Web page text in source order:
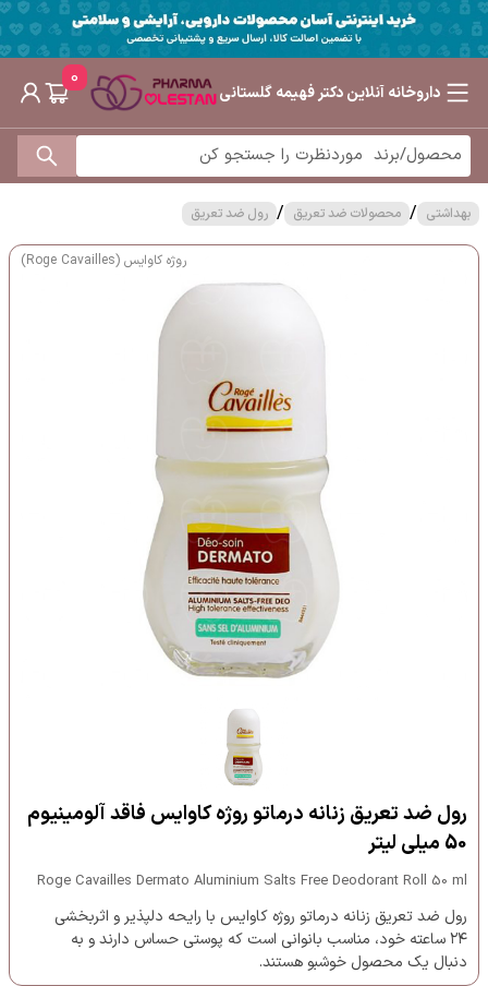
داروخانه آنلاین دکتر فهیمه گلستانی
0
بهداشتی / محصولات ضد تعریق / رول ضد تعریق
روژه کاوایس (Roge Cavailles)
رول ضد تعریق زنانه درماتو روژه کاوایس فاقد آلومینیوم
50 میلی لیتر
Roge Cavailles Dermato Aluminium Salts Free Deodorant Roll 50 ml
رول ضد تعریق زنانه درماتو روژه کاوایس با رایحه دلپذیر و اثربخشی
۲۴ ساعته خود، مناسب بانوانی است که پوستی حساس دارند و به
دنبال یک محصول خوشبو هستند.